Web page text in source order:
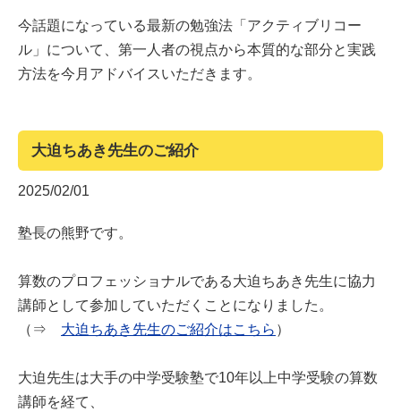
今話題になっている最新の勉強法「アクティブリコー
ル」について、第一人者の視点から本質的な部分と実践
方法を今月アドバイスいただきます。
大迫ちあき先生のご紹介
2025/02/01
塾長の熊野です。
算数のプロフェッショナルである大迫ちあき先生に協力
講師として参加していただくことになりました。
（⇒ 大迫ちあき先生のご紹介はこちら ）
大迫先生は大手の中学受験塾で10年以上中学受験の算数
講師を経て、